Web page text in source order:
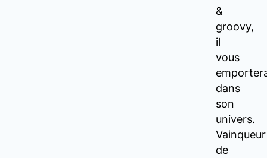
&
groovy,
il
vous
dans
son
univers.
Vainqueur
de